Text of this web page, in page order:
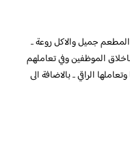
المطعم جميل والاكل روعة ..
الموظفين وفي تعاملهم
الراقي .. بالاضافة الى